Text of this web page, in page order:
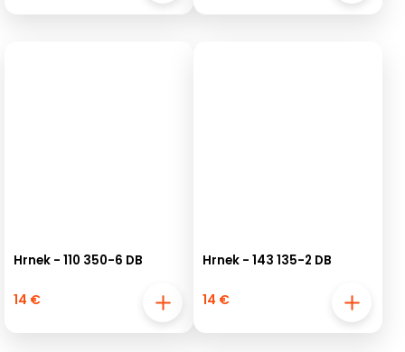
Hrnek - 110 350-6 DB
14 €
Hrnek - 143 135-2 DB
14 €